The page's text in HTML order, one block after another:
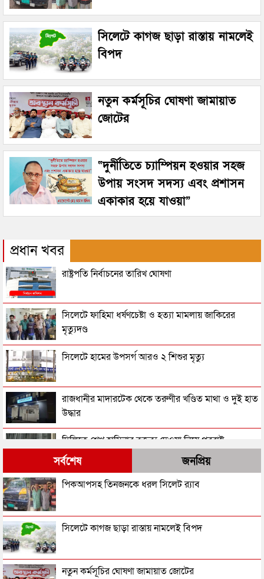
সিলেটে কাগজ ছাড়া রাস্তায় নামলেই
বিপদ
নতুন কর্মসূচির ঘোষণা জামায়াত
জোটের
“দুর্নীতিতে চ্যাম্পিয়ন হওয়ার সহজ
উপায় সংসদ সদস্য এবং প্রশাসন
একাকার হয়ে যাওয়া”
প্রধান খবর
রাষ্ট্রপতি নির্বাচনের তারিখ ঘোষণা
সিলেটে ফাহিমা ধর্ষণচেষ্টা ও হত্যা মামলায় জাকিরের
মৃত্যুদণ্ড
সিলেটে হামের উপসর্গ আরও ২ শিশুর মৃত্যু
রাজধানীর মাদারটেক থেকে তরুণীর খণ্ডিত মাথা ও দুই হাত
উদ্ধার
দিল্লিতে শেখ হাসিনার বক্তব্য দেওয়া নিয়ে পররাষ্ট্র
মন্ত্রণালয়ের ক্ষোভ
সিলেটের সাবেক মন্ত্রী-এমপিরা কে কোথায়?
জুলাই আন্দোলন ছাত্র-জনতার বীরত্বের স্মারকস্তম্ভ:
সিলেটের জোড়া ব্রিজের পাশ থেকে আটক ফরহাদ- বাদশা
সর্বশেষ জনপ্রিয়
পিকআপসহ তিনজনকে ধরল সিলেট র‌্যাব
সিলেটে কাগজ ছাড়া রাস্তায় নামলেই বিপদ
নতুন কর্মসূচির ঘোষণা জামায়াত জোটের